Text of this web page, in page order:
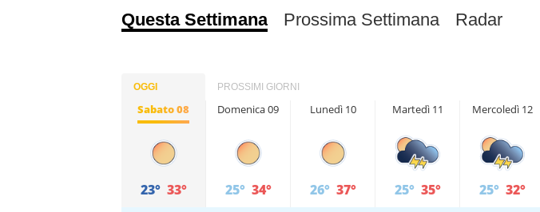
Questa Settimana Prossima Settimana Radar
OGGI PROSSIMI GIORNI
Sabato 08
23° 33°
Domenica 09
25° 34°
Lunedì 10
26° 37°
Martedì 11
25° 35°
Mercoledì 12
25° 32°